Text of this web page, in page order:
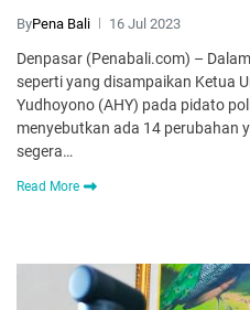
ByPena Bali 16 Jul 2023
Denpasar (Penabali.com) –
seperti yang disampaikan Ketua
Yudhoyono (AHY) pada pidato
menyebutkan ada 14 perubahan
segera…
Read More